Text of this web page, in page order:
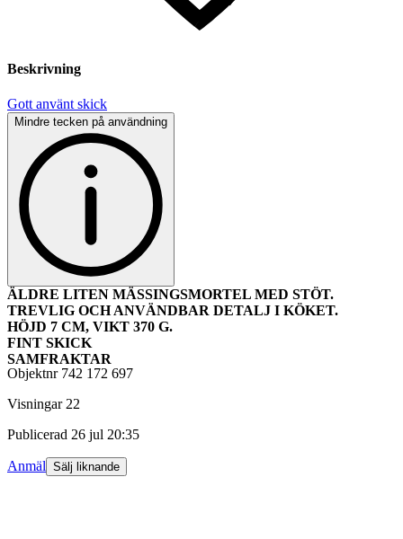
Beskrivning
Gott använt skick
Mindre tecken på användning
ÄLDRE LITEN MÄSSINGSMORTEL MED STÖT.
TREVLIG OCH ANVÄNDBAR DETALJ I KÖKET.
HÖJD 7 CM, VIKT 370 G.
FINT SKICK
SAMFRAKTAR
Objektnr 742 172 697
Visningar 22
Publicerad 26 jul 20:35
Anmäl Sälj liknande